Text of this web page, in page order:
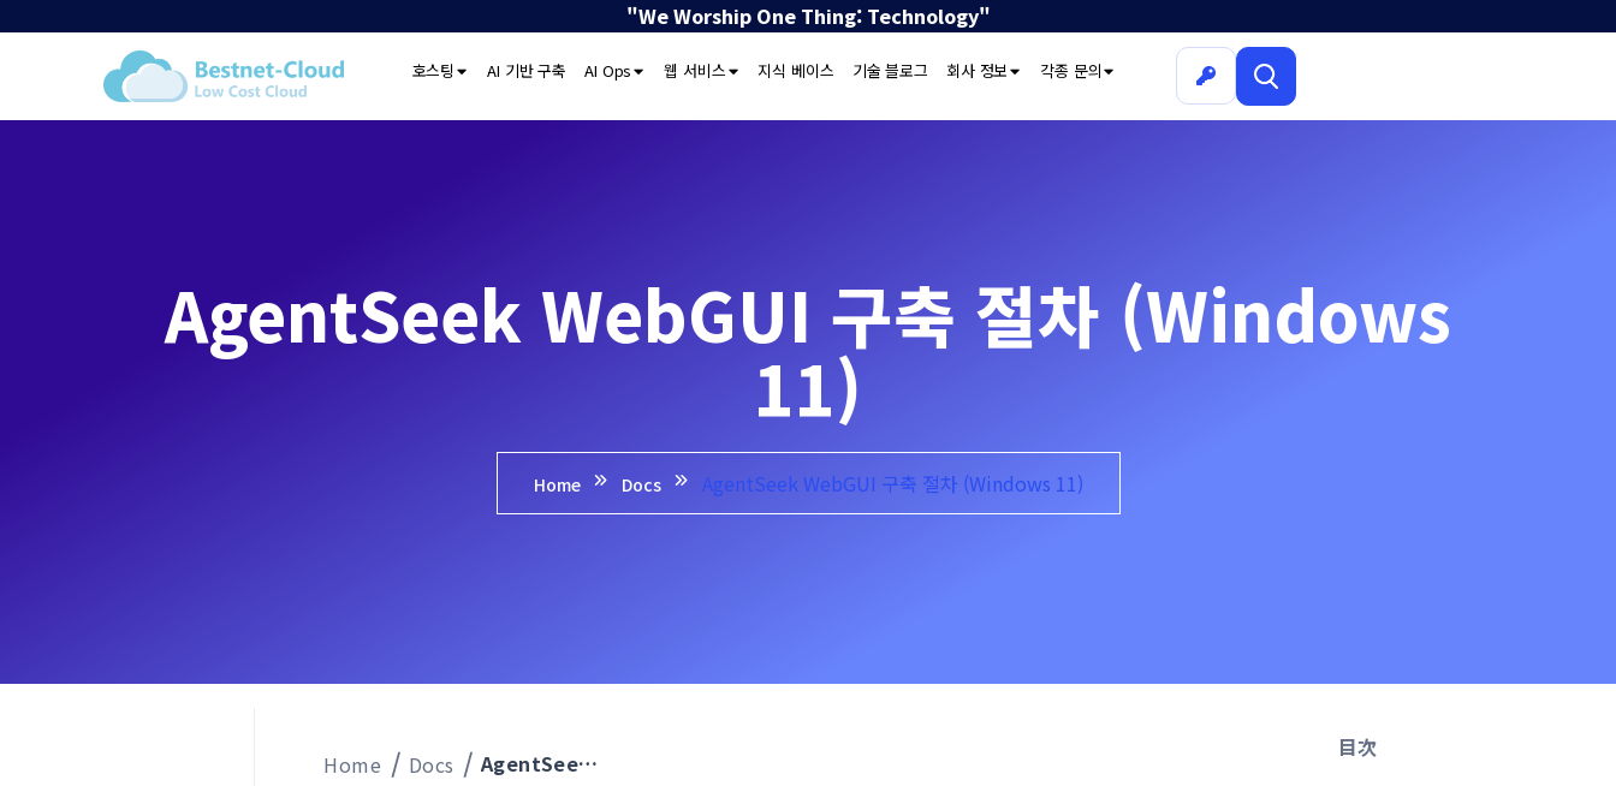
"We Worship One Thing: Technology"
호스팅 AI 기반 구축 AI Ops 웹 서비스 지식 베이스 기술 블로그 회사 정보 각종 문의
AgentSeek WebGUI 구축 절차 (Windows
11)
Home Docs AgentSeek WebGUI 구축 절차 (Windows 11)
Home Docs AgentSeek WebGUI 구축 절차 (Windows 11)
目次